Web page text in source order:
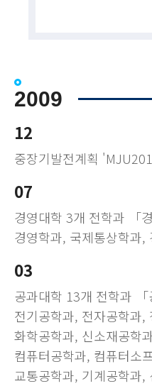
2009
12
중장기발전계획
07
경영대학 3개 전학과 「
경영학과, 국제통상학과,
03
공과대학 13개 전학과
전기공학과, 전자공학과
화학공학과, 신소재공학
컴퓨터공학과, 컴퓨터소
교통공학과, 기계공학과,